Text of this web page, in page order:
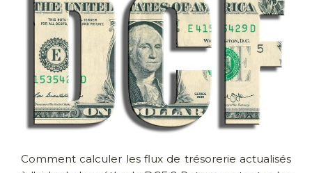
Comment calculer les flux de trésorerie actualisés